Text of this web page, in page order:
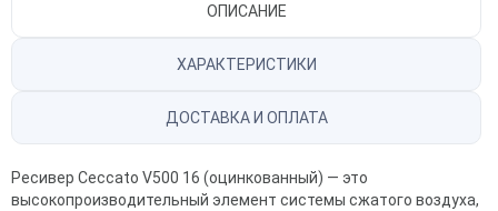
ОПИСАНИЕ
ХАРАКТЕРИСТИКИ
ДОСТАВКА И ОПЛАТА
Ресивер Ceccato V500 16 (оцинкованный) — это
высокопроизводительный элемент системы сжатого воздуха,